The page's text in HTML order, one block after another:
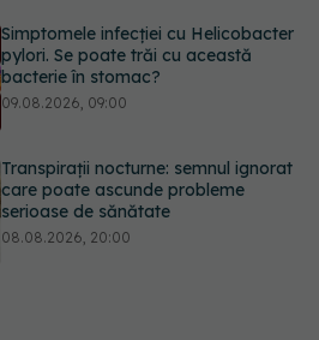
Simptomele infecției cu Helicobacter
pylori. Se poate trăi cu această
bacterie în stomac?
Transpirații nocturne: semnul ignorat
care poate ascunde probleme
serioase de sănătate